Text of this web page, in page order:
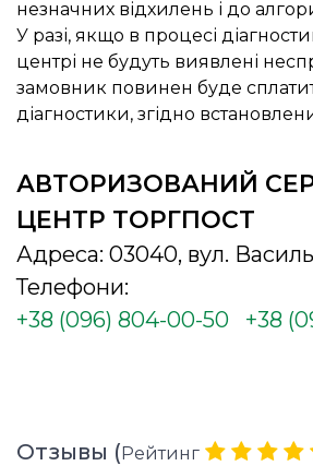
незначних відхилень і до
У разі, якщо в процесі
центрі не будуть виявлені
замовник повинен буде
діагностики, згідно
АВТОРИЗОВАНИЙ
ЦЕНТР ТОРГПОСТ
Адреса: 03040, вул.
Телефони:
+38 (096) 804-00-50
+38
Отзывы (Рейтинг